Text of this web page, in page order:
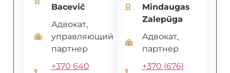
Bacevič
Адвокат,
управляющий
партнер
+370 640
Mindaugas
Zalepūga
Адвокат,
партнер
+370 (676)